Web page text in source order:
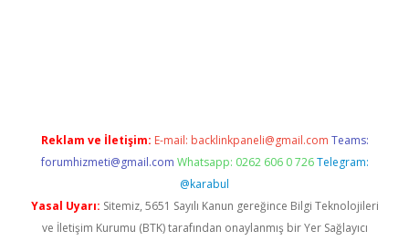
Reklam ve İletişim: E-mail: backlinkpaneli@gmail.com Teams:
forumhizmeti@gmail.com Whatsapp: 0262 606 0 726 Telegram:
@karabul
Yasal Uyarı: Sitemiz, 5651 Sayılı Kanun gereğince Bilgi Teknolojileri
ve İletişim Kurumu (BTK) tarafından onaylanmış bir Yer Sağlayıcı